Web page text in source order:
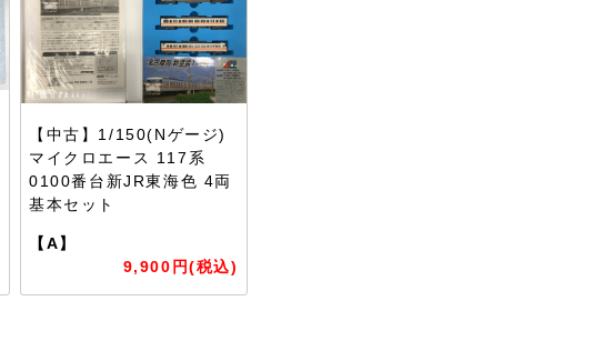
【中古】1/150(Nゲージ)
マイクロエース 117系
0100番台新JR東海色 4両
基本セット
【A】
9,900円(税込)